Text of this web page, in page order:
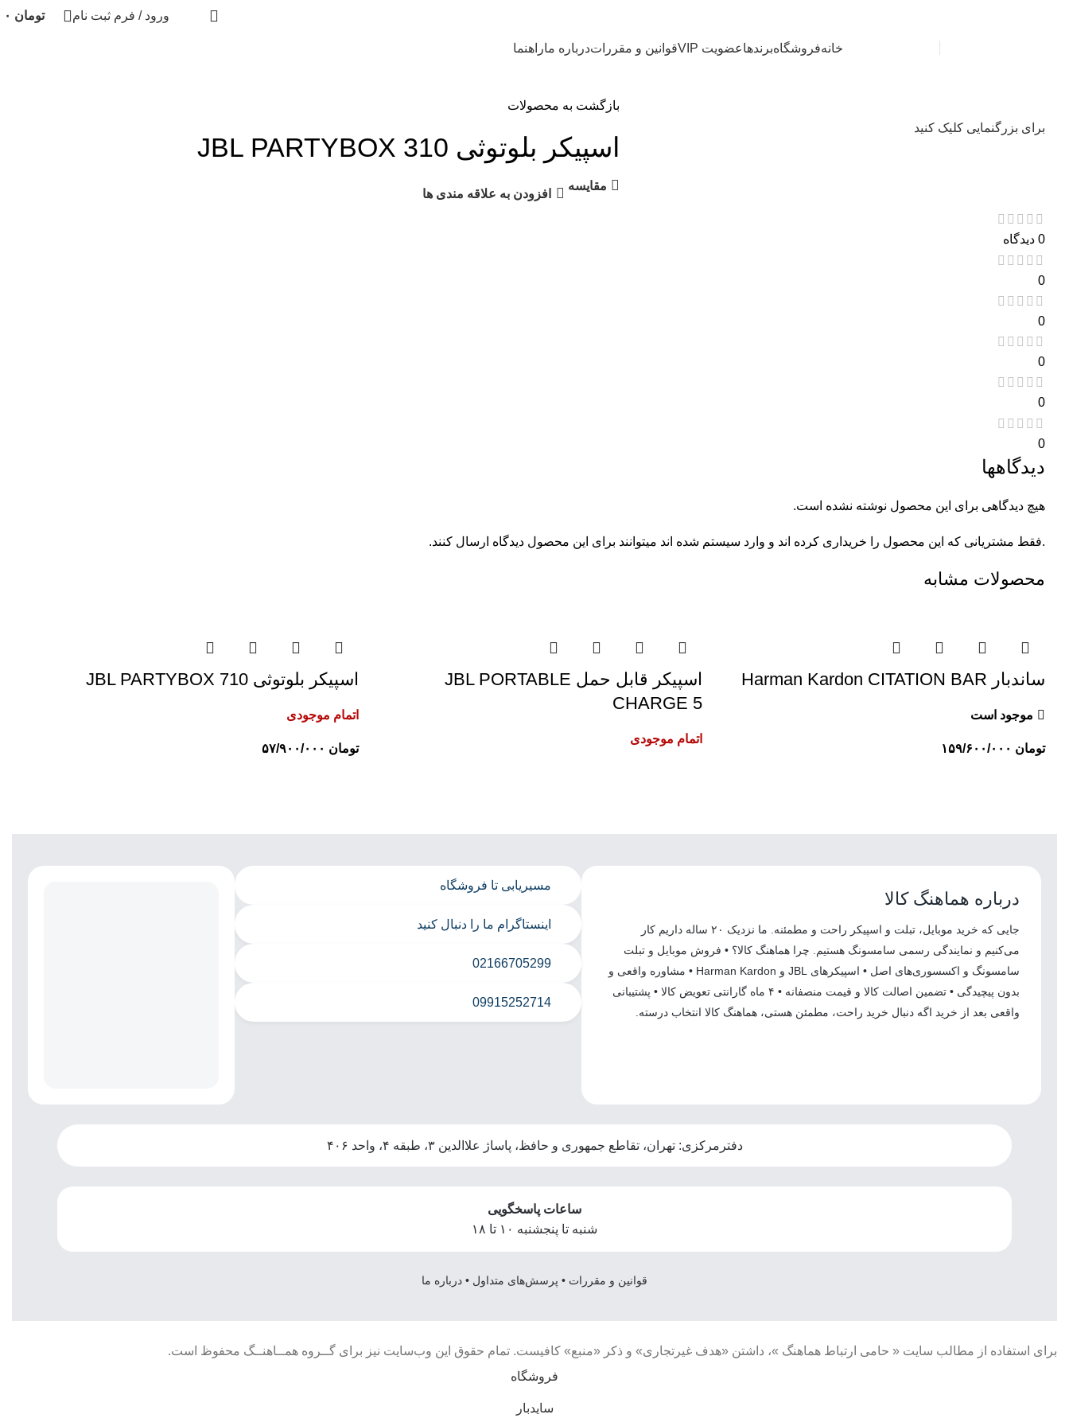
ورود / فرم ثبت نام تومان
خانهفروشگاهبرندهاعضویت VIP قوانین و مقرراتدرباره ماراهنما
برای بزرگنمایی کلیک کنید
بازگشت به محصولات
اسپیکر بلوتوثی JBL PARTYBOX 310
مقایسه
افزودن به علاقه مندی ها
0 دیدگاه
0
0
0
0
0
دیدگاهها
هیچ دیدگاهی برای این محصول نوشته نشده است.
.فقط مشتریانی که این محصول را خریداری کرده اند و وارد سیستم شده اند میتوانند برای این محصول دیدگاه ارسال کنند.
محصولات مشابه
ساندبار Harman Kardon CITATION BAR
موجود است
تومان
اسپیکر قابل حمل JBL PORTABLE
CHARGE 5
اتمام موجودی
اسپیکر بلوتوثی JBL PARTYBOX 710
اتمام موجودی
تومان
درباره هماهنگ کالا
جایی که خرید موبایل، تبلت و اسپیکر راحت و مطمئنه. ما نزدیک ۲۰ ساله داریم کار
می‌کنیم و نمایندگی رسمی سامسونگ هستیم. چرا هماهنگ کالا؟ • فروش موبایل و تبلت
سامسونگ و اکسسوری‌های اصل • اسپیکرهای JBL و Harman Kardon • مشاوره واقعی و
بدون پیچیدگی • تضمین اصالت کالا و قیمت منصفانه • ۴ ماه گارانتی تعویض کالا • پشتیبانی
واقعی بعد از خرید اگه دنبال خرید راحت، مطمئن هستی، هماهنگ کالا انتخاب درسته.
مسیریابی تا فروشگاه
اینستاگرام ما را دنبال کنید
02166705299
09915252714
دفترمرکزی: تهران، تقاطع جمهوری و حافظ، پاساژ علاالدین ۳، طبقه ۴، واحد ۴۰۶
ساعات پاسخگویی
شنبه تا پنجشنبه ۱۰ تا ۱۸
قوانین و مقررات • پرسش‌های متداول • درباره ما
برای استفاده از مطالب سایت « حامی ارتباط هماهنگ »، داشتن «هدف غیرتجاری» و ذکر «منبع» کافیست. تمام حقوق اين وب‌سايت نیز برای گــروه همــاهنــگ محفوظ است.
فروشگاه
سایدبار